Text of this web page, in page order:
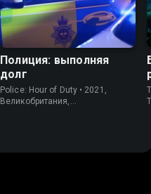
Полиция: выполняя
долг
Police: Hour of Duty • 2021,
Великобритания,